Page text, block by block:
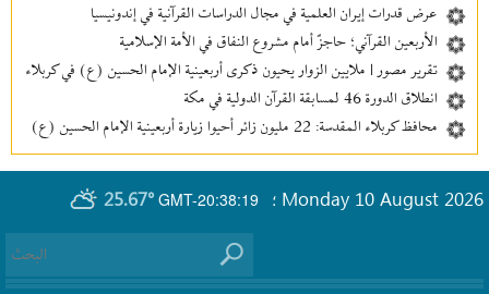
عرض قدرات إيران العلمية في مجال الدراسات القرآنية في إندونيسيا
الأربعين القرآني؛ حاجزٌ أمام مشروع النفاق في الأمة الإسلامية
تقرير مصور | ملايين الزوار يحيون ذكرى أربعينية الإمام الحسين (ع) في كربلاء
انطلاق الدورة 46 لمسابقة القرآن الدولية في مكة
محافظ كربلاء المقدسة: 22 مليون زائر أحيوا زيارة أربعينية الإمام الحسين (ع)
GMT-20:38:19
25.67° Monday 10 August 2026 ؛